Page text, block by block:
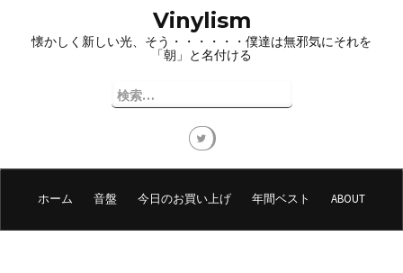
プ
Vinylism
懐かしく新しい光、そう・・・・・・僕達は無邪気にそれを
「朝」と名付ける
検
索:
ホーム 音盤 今日のお買い上げ 年間ベスト ABOUT